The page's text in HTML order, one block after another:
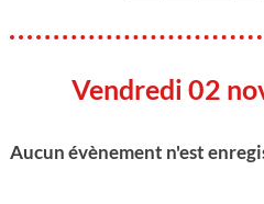
Vendredi 02
Aucun évènement n'est